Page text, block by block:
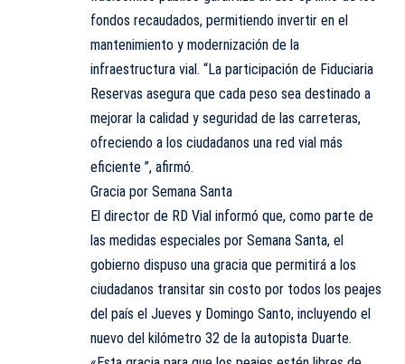
fondos recaudados, permitiendo invertir en el
mantenimiento y modernización de la
infraestructura vial. “La participación de Fiduciaria
Reservas asegura que cada peso sea destinado a
mejorar la calidad y seguridad de las carreteras,
ofreciendo a los ciudadanos una red vial más
eficiente ”, afirmó.
Gracia por Semana Santa
El director de RD Vial informó que, como parte de
las medidas especiales por Semana Santa, el
gobierno dispuso una gracia que permitirá a los
ciudadanos transitar sin costo por todos los peajes
del país el Jueves y Domingo Santo, incluyendo el
nuevo del kilómetro 32 de la autopista Duarte.